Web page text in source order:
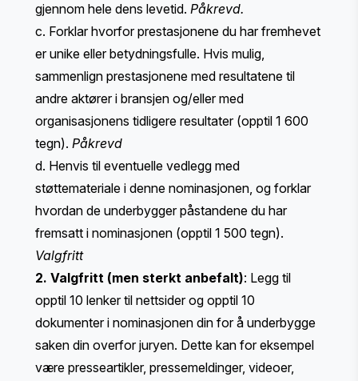
gjennom hele dens levetid. Påkrevd.
c. Forklar hvorfor prestasjonene du har fremhevet
er unike eller betydningsfulle. Hvis mulig,
sammenlign prestasjonene med resultatene til
andre aktører i bransjen og/eller med
organisasjonens tidligere resultater (opptil 1 600
tegn). Påkrevd
d. Henvis til eventuelle vedlegg med
støttemateriale i denne nominasjonen, og forklar
hvordan de underbygger påstandene du har
fremsatt i nominasjonen (opptil 1 500 tegn).
Valgfritt
2. Valgfritt (men sterkt anbefalt): Legg til
opptil 10 lenker til nettsider og opptil 10
dokumenter i nominasjonen din for å underbygge
saken din overfor juryen. Dette kan for eksempel
være presseartikler, pressemeldinger, videoer,